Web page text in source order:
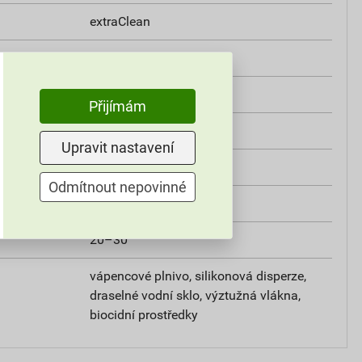
extraClean
0,8 W/mK
od +5°C do +25°C
25 kg
omítky
20–30
vápencové plnivo, silikonová disperze,
draselné vodní sklo, výztužná vlákna,
biocidní prostředky
Přijímám
Upravit nastavení
Odmítnout nepovinné